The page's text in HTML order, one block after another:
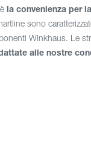
la convenienza per
sono
Winkhaus. Le
alle nostre